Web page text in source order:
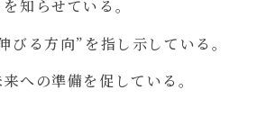
知らせている。
びる方向”を指し示している。
への準備を促している。